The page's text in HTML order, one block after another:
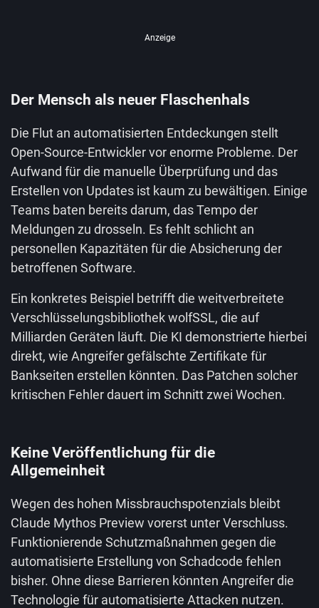
Anzeige
Der Mensch als neuer Flaschenhals
Die Flut an automatisierten Entdeckungen stellt
Open-Source-Entwickler vor enorme Probleme. Der
Aufwand für die manuelle Überprüfung und das
Erstellen von Updates ist kaum zu bewältigen. Einige
Teams baten bereits darum, das Tempo der
Meldungen zu drosseln. Es fehlt schlicht an
personellen Kapazitäten für die Absicherung der
betroffenen Software.
Ein konkretes Beispiel betrifft die weitverbreitete
Verschlüsselungsbibliothek wolfSSL, die auf
Milliarden Geräten läuft. Die KI demonstrierte hierbei
direkt, wie Angreifer gefälschte Zertifikate für
Bankseiten erstellen könnten. Das Patchen solcher
kritischen Fehler dauert im Schnitt zwei Wochen.
Keine Veröffentlichung für die
Allgemeinheit
Wegen des hohen Missbrauchspotenzials bleibt
Claude Mythos Preview vorerst unter Verschluss.
Funktionierende Schutzmaßnahmen gegen die
automatisierte Erstellung von Schadcode fehlen
bisher. Ohne diese Barrieren könnten Angreifer die
Technologie für automatisierte Attacken nutzen.